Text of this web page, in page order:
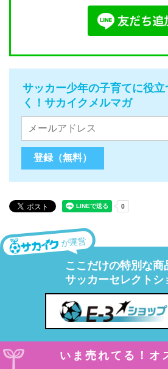
サッカー少年の子育てに役
く！サカイクメルマガ
が運営
ここだけの特別な商
サッカーセレクトシ
いま売れてる！オ